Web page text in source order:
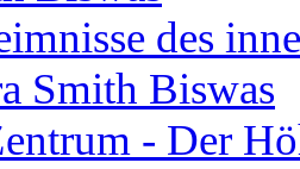
des
Smith Biswas
- Der